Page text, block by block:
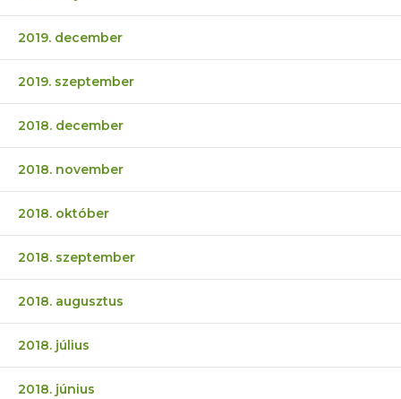
2019. december
2019. szeptember
2018. december
2018. november
2018. október
2018. szeptember
2018. augusztus
2018. július
2018. június